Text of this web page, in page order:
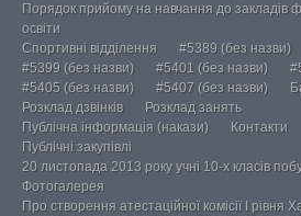
Порядок прийому на навчання до закладів
освіти
Спортивні відділення
#5389 (без назви)
#5399 (без назви)
#5401 (без назви)
#5405 (без назви)
#5407 (без назви)
Розклад дзвінків
Розклад занять
Публічна інформація (накази)
Контакти
Публічні закупівлі
20 листопада 2013 року учні 10-х класів
Фотогалерея
Про створення атестаційної комісії І рівня